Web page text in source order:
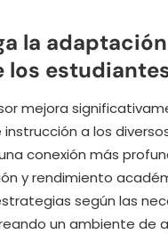
la
mejora
a los
conexión más
y rendimiento
según las
un ambiente de